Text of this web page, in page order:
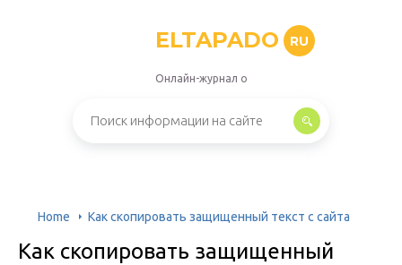
ELTAPADO RU
Онлайн-журнал о
Home Как скопировать защищенный текст с сайта
Как скопировать защищенный